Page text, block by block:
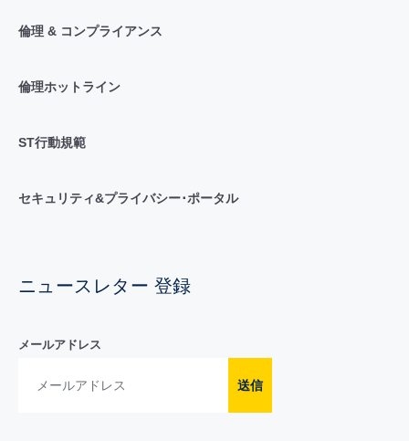
倫理 & コンプライアンス
倫理ホットライン
ST行動規範
セキュリティ&プライバシー･ポータル
ニュースレター 登録
メールアドレス
送信